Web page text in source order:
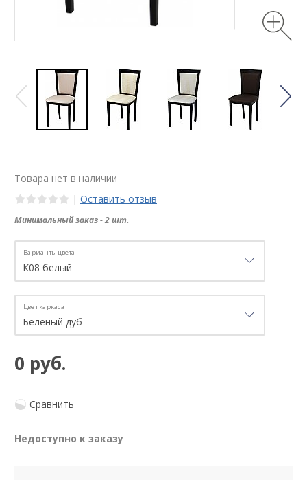
Товара нет в наличии
| Оставить отзыв
Минимальный заказ - 2 шт.
Варианты цвета
Цвет каркаса
0 руб.
Сравнить
Недоступно к заказу